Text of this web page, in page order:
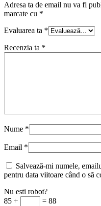
Adresa ta de email nu va fi
marcate cu *
Evaluarea ta *
Recenzia ta *
Nume *
Email *
Salvează-mi numele,
pentru data viitoare când o să
Nu esti robot?
85 +
= 88